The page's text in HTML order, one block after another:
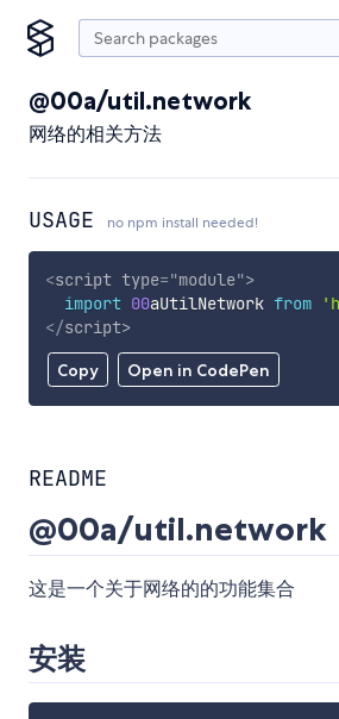
@00a/util.network
网络的相关方法
USAGE no npm install needed!
Copy Open in CodePen
<script type="module">
import 00aUtilNetwork from
</script>
README
@00a/util.network
这是一个关于网络的的功能集合
安装